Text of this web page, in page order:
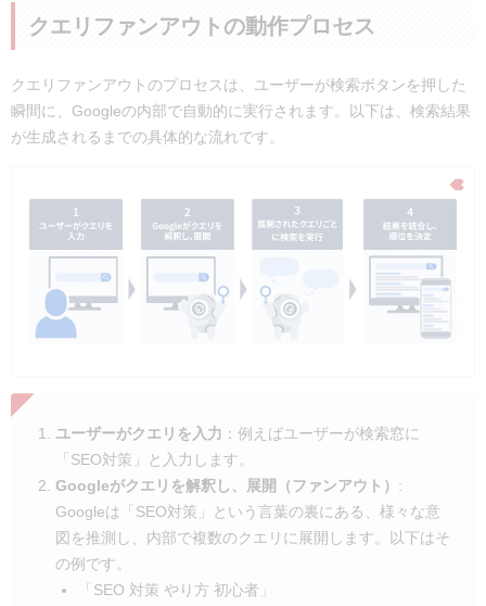
クエリファンアウトの動作プロセス
クエリファンアウトのプロセスは、ユーザーが検索ボタンを押した
瞬間に、Googleの内部で自動的に実行されます。以下は、検索結果
が生成されるまでの具体的な流れです。
ユーザーがクエリを入力 ：例えばユーザーが検索窓に
「SEO対策」と入力します。
Googleがクエリを解釈し、展開（ファンアウト） :
Googleは「SEO対策」という言葉の裏にある、様々な意
図を推測し、内部で複数のクエリに展開します。以下はそ
の例です。
「SEO 対策 やり方 初心者」